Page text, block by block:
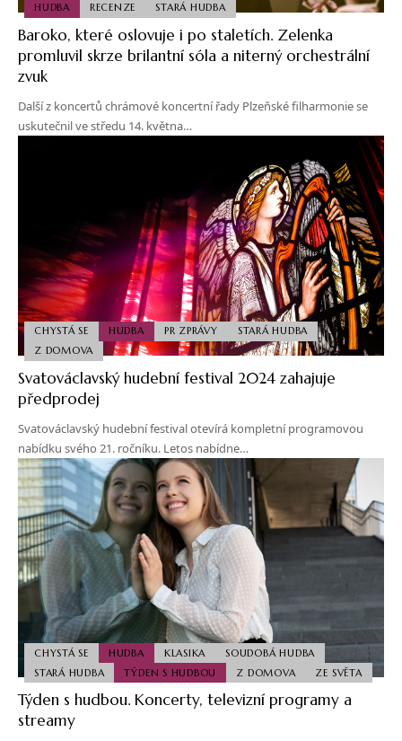
HUDBA RECENZE STARÁ HUDBA
Baroko, které oslovuje i po staletích. Zelenka
promluvil skrze brilantní sóla a niterný orchestrální
zvuk
Další z koncertů chrámové koncertní řady Plzeňské filharmonie se
uskutečnil ve středu 14. května…
CHYSTÁ SE HUDBA PR ZPRÁVY
STARÁ HUDBA
Z DOMOVA
Svatováclavský hudební festival 2024 zahajuje
předprodej
Svatováclavský hudební festival otevírá kompletní programovou
nabídku svého 21. ročníku. Letos nabídne…
CHYSTÁ SE HUDBA KLASIKA
SOUDOBÁ HUDBA
STARÁ HUDBA
TÝDEN S HUDBOU Z DOMOVA ZE SVĚTA
Týden s hudbou. Koncerty, televizní programy a
streamy